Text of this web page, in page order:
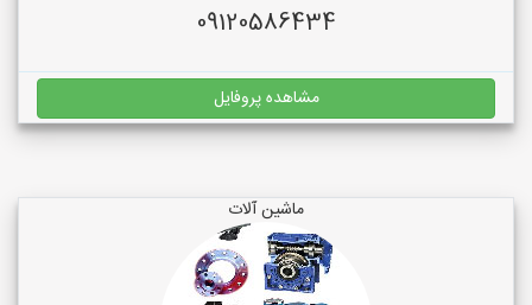
09120586434
مشاهده پروفایل
ماشین آلات